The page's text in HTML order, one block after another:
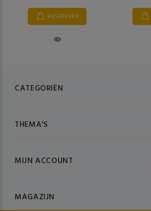
RESERVEER
CATEGORIËN
THEMA'S
MIJN ACCOUNT
MAGAZIJN